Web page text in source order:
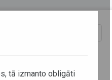
tā izmanto obligāti